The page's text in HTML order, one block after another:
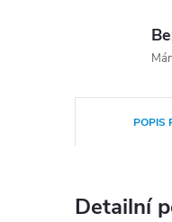
POPIS
Detailní